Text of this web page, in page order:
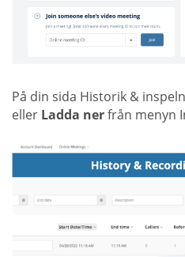
På din sida Historik &
eller Ladda nerfrån menyn